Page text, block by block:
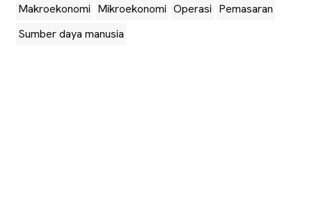
Makroekonomi Mikroekonomi Operasi Pemasaran
Sumber daya manusia